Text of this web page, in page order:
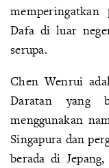
Dafa di luar
serupa.
Chen Wenrui
Daratan yang
menggunakan
Singapura dan
berada di